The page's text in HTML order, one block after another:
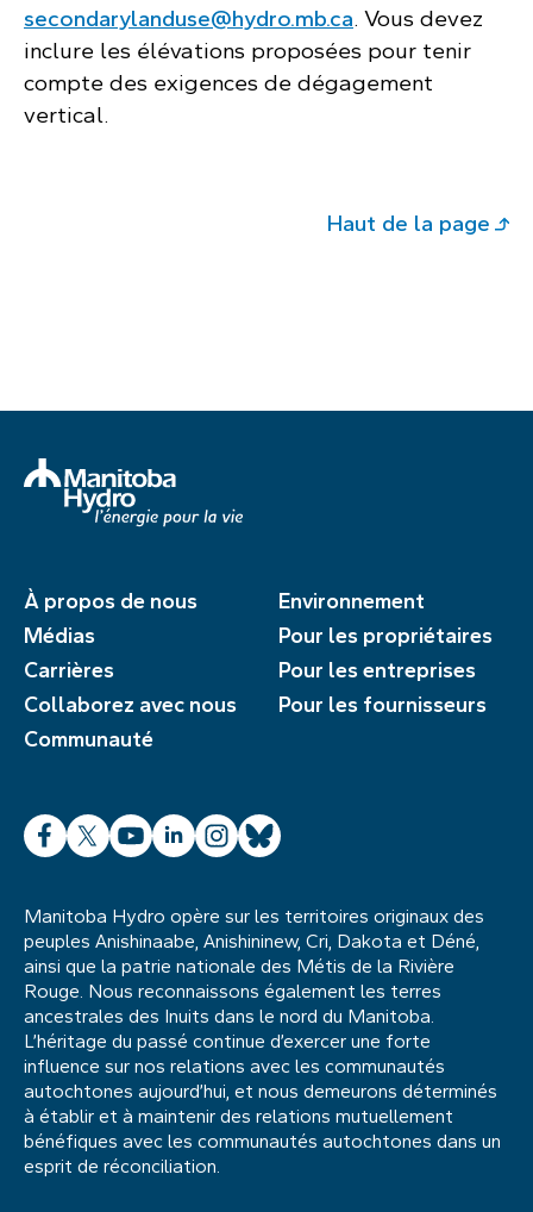
secondarylanduse@hydro.mb.ca. Vous devez
inclure les élévations proposées pour tenir
compte des exigences de dégagement
vertical.
Haut de la page
À propos de nous
Médias
Carrières
Collaborez avec nous
Communauté
Environnement
Pour les propriétaires
Pour les entreprises
Pour les fournisseurs
Facebook
X YouTube
LinkedInInstagram
Bluesky
Manitoba Hydro opère sur les territoires originaux des
peuples Anishinaabe, Anishininew, Cri, Dakota et Déné,
ainsi que la patrie nationale des Métis de la Rivière
Rouge. Nous reconnaissons également les terres
ancestrales des Inuits dans le nord du Manitoba.
L’héritage du passé continue d’exercer une forte
influence sur nos relations avec les communautés
autochtones aujourd’hui, et nous demeurons déterminés
à établir et à maintenir des relations mutuellement
bénéfiques avec les communautés autochtones dans un
esprit de réconciliation.